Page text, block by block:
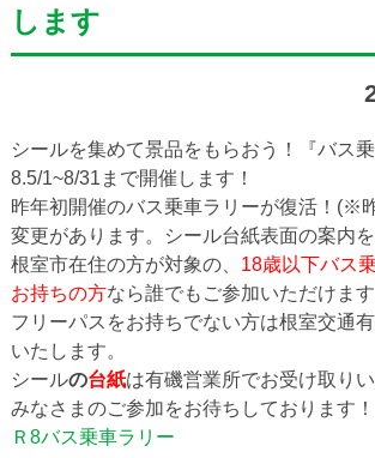
します
シールを集めて景品をもらおう！『バス
8.5/1~8/31まで開催します！
昨年初開催のバス乗車ラリーが復活！(※
変更があります。シール台紙表面の案内
根室市在住の方が対象の、 18歳以下バス
お持ちの方なら誰でもご参加いただけます
フリーパスをお持ちでない方は根室交通
いたします。
シールの台紙は有磯営業所でお受け取りい
みなさまのご参加をお待ちしております！
Ｒ8バス乗車ラリー